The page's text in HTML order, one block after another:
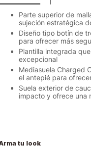
Parte superior de
sujeción estratégica
Diseño tipo botín de
para ofrecer más
Plantilla integrada
excepcional
Mediasuela Charged
el antepié para
Suela exterior de
impacto y ofrece una
tu look